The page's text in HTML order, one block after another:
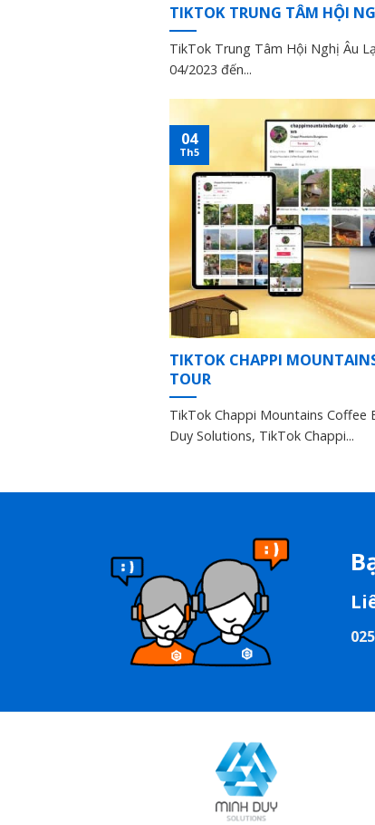
TIKTOK TRUNG TÂM HỘI
TikTok Trung Tâm Hội Nghị Âu
04/2023 đến...
TIKTOK CHAPPI
TOUR
TikTok Chappi Mountains Coffee
Duy Solutions, TikTok Chappi...
04
Th5